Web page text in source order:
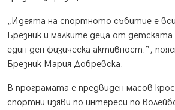
„Идеята на спортното събитие е
Брезник и малките деца от
един ден физическа активност.“,
Брезник Мария Добревска.
В програмата е предвиден масов
спортни изяви по интереси по